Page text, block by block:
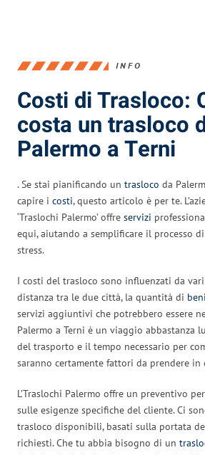
INFO
Costi di Trasloco:
costa un trasloco
Palermo a Terni
. Se stai pianificando un trasloco da
capire i costi, questo articolo è per te.
‘Traslochi Palermo’ offre servizi
equi, aiutando a semplificare il processo
stress.
I costi del trasloco sono influenzati da
distanza tra le due città, la quantità di beni
servizi aggiuntivi che potrebbero essere
Palermo a Terni è un viaggio abbastanza
del trasporto e il tempo necessario per
saranno certamente fattori da prendere in
L’Traslochi Palermo offre un preventivo
sulle esigenze specifiche del cliente. Ci
trasloco disponibili, basati sulla portata
richiesti. Che tu abbia bisogno di un